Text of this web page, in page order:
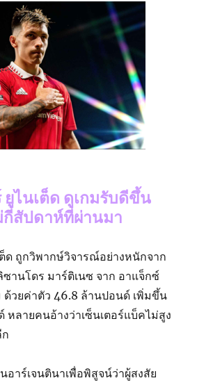
ยูไนเต็ด ดูเกมรับดีขึ้น
กี่สัปดาห์ที่ผ่านมา
ต็ด ถูกวิพากษ์วิจารณ์อย่างหนักจาก
านโดร มาร์ติเนซ จาก อาแจ็กซ์
ด้วยค่าตัว 46.8 ล้านปอนด์ เพิ่มขึ้น
หลายคนอ้างว่าเซ็นเตอร์แบ็คไม่สูง
อาร์เจนตินาเพื่อพิสูจน์ว่าผู้สงสัย